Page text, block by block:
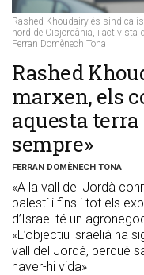
Rashed Khoudairy és
nord de Cisjordània, i activista
Ferran Domènech Tona
Rashed
marxen, els
aquesta
sempre»
FERRAN DOMÈNECH TONA
«A la vall del Jordà
palestí i fins i tot els
d’Israel té un
«L’objectiu israelià ha
vall del Jordà, perquè
haver-hi vida»